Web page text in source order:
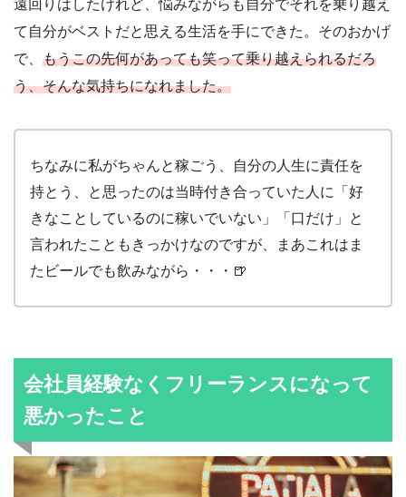
遠回りはしたけれど、悩みながらも自分でそれを乗り越え
て自分がベストだと思える生活を手にできた。そのおかげ
で、 もうこの先何があっても笑って乗り越えられるだろ
う、そんな気持ちになれました。
ちなみに私がちゃんと稼ごう、自分の人生に責任を
持とう、と思ったのは当時付き合っていた人に「好
きなことしているのに稼いでいない」「口だけ」と
言われたこともきっかけなのですが、まあこれはま
たビールでも飲みながら・・・🍺
会社員経験なくフリーランスになって
悪かったこと